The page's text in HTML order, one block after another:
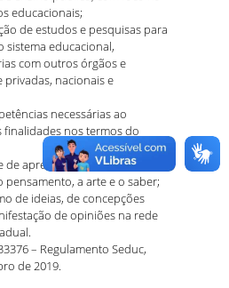
educacionais;
de estudos e pesquisas para
educacional,
com outros órgãos e
privadas, nacionais e
necessárias ao
nos termos do
de aprender, ensinar,
pensamento, a arte e o saber;
de ideias, de concepções
de opiniões na rede
– Regulamento Seduc,
de 2019.